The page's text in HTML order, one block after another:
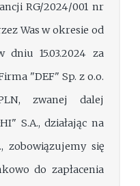
RG/2024/001 nr
Was w okresie od
dniu 15.03.2024 za
"DEF" Sp. z o.o.
zwanej dalej
S.A., działając na
zobowiązujemy się
do zapłacenia